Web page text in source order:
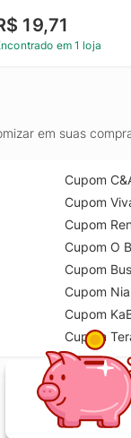
19,71
em 1 loja
em suas
Cupom
Cupom
Cupom
Cupom O
Cupom
Cupom
Cupom
Cupom